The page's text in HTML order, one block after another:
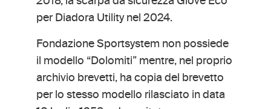
per Diadora Utility nel 2024.
Fondazione Sportsystem non possiede
il modello “Dolomiti” mentre, nel proprio
archivio brevetti, ha copia del brevetto
per lo stesso modello rilasciato in data